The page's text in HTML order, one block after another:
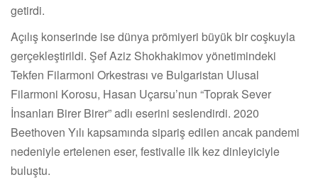
getirdi.
Açılış konserinde ise dünya prömiyeri büyük bir coşkuyla
gerçekleştirildi. Şef Aziz Shokhakimov yönetimindeki
Tekfen Filarmoni Orkestrası ve Bulgaristan Ulusal
Filarmoni Korosu, Hasan Uçarsu’nun “Toprak Sever
İnsanları Birer Birer” adlı eserini seslendirdi. 2020
Beethoven Yılı kapsamında sipariş edilen ancak pandemi
nedeniyle ertelenen eser, festivalle ilk kez dinleyiciyle
buluştu.